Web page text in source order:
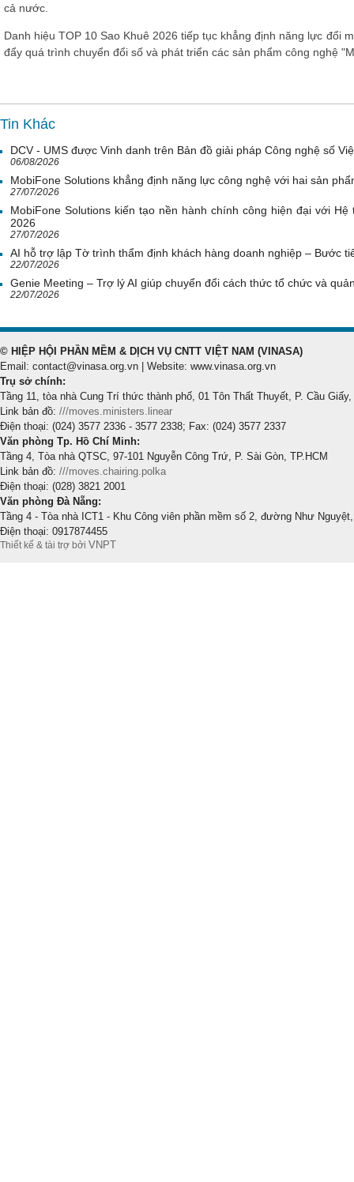
cả nước.
Danh hiệu TOP 10 Sao Khuê 2026 tiếp tục khẳng định năng lực đổi
đẩy quá trình chuyển đổi số và phát triển các sản phẩm công nghệ
Tin Khác
DCV - UMS được Vinh danh trên Bản đồ giải pháp Công nghệ số
06/08/2026
MobiFone Solutions khẳng định năng lực công nghệ với hai sản
27/07/2026
MobiFone Solutions kiến tạo nền hành chính công hiện đại với
2026
27/07/2026
AI hỗ trợ lập Tờ trình thẩm định khách hàng doanh nghiệp – Bước
22/07/2026
Genie Meeting – Trợ lý AI giúp chuyển đổi cách thức tổ chức và
22/07/2026
© HIỆP HỘI PHẦN MỀM & DỊCH VỤ CNTT VIỆT NAM (VINASA)
Email: contact@vinasa.org.vn | Website: www.vinasa.org.vn
Trụ sở chính:
Tầng 11, tòa nhà Cung Trí thức thành phố, 01 Tôn Thất Thuyết, P. Cầu Giấy,
Link bản đồ: ///moves.ministers.linear
Điện thoại: (024) 3577 2336 - 3577 2338; Fax: (024) 3577 2337
Văn phòng Tp. Hồ Chí Minh:
Tầng 4, Tòa nhà QTSC, 97-101 Nguyễn Công Trứ, P. Sài Gòn, TP.HCM
Link bản đồ: ///moves.chairing.polka
Điện thoại: (028) 3821 2001
Văn phòng Đà Nẵng:
Tầng 4 - Tòa nhà ICT1 - Khu Công viên phần mềm số 2, đường Như
Điện thoại: 0917874455
Thiết kế & tài trợ bởi VNPT